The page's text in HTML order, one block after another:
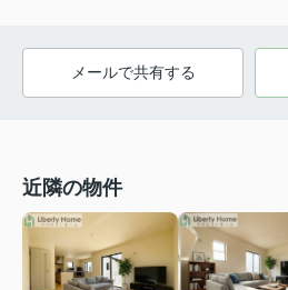
メールで共有する
近隣の物件